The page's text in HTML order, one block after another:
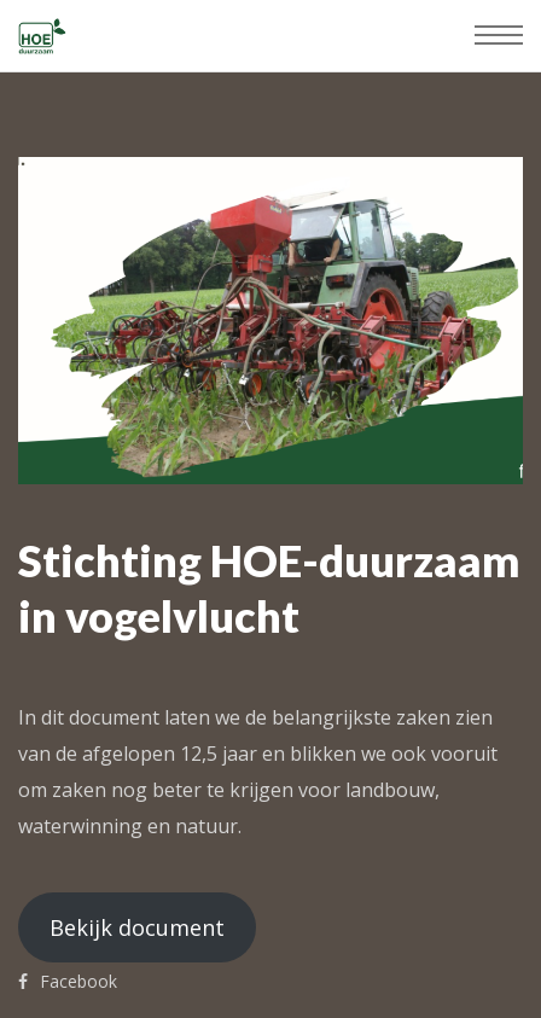
Stichting HOE-duurzaam
in vogelvlucht
In dit document laten we de belangrijkste zaken zien
van de afgelopen 12,5 jaar en blikken we ook vooruit
om zaken nog beter te krijgen voor landbouw,
waterwinning en natuur.
Bekijk document
Facebook